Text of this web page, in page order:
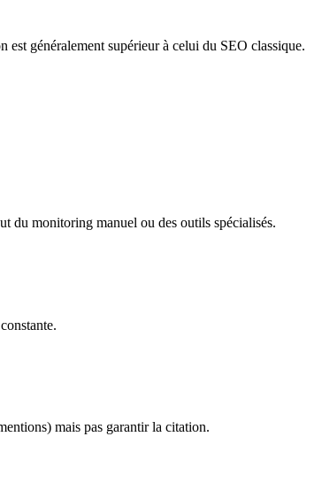
généralement supérieur à celui du SEO classique.
du monitoring manuel ou des outils spécialisés.
mais pas garantir la citation.